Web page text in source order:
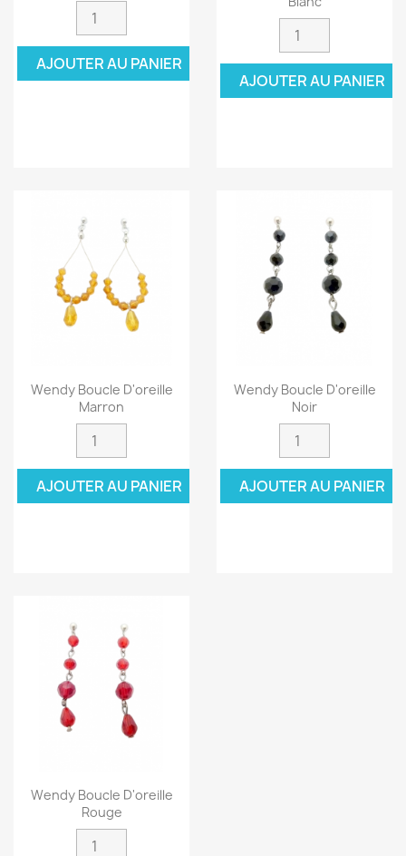
AJOUTER AU PANIER
AJOUTER AU PANIER
Wendy Boucle D'oreille
Marron
AJOUTER AU PANIER
Wendy Boucle D'oreille
Noir
AJOUTER AU PANIER
Wendy Boucle D'oreille
Rouge